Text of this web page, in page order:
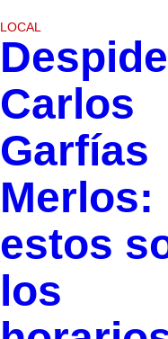
LOCAL
Carlos
Garfías
Merlos:
estos
los